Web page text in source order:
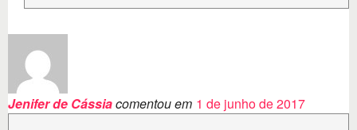
Jenifer de Cássiacomentou em 1 de junho de 2017